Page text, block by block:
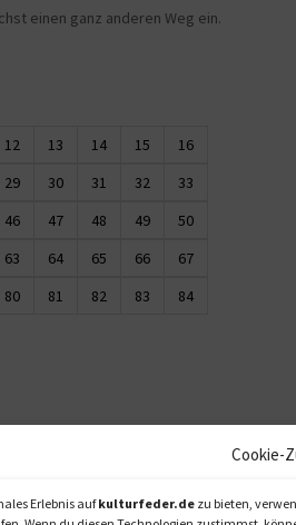
Cookie-
Erlebnis aufkulturfeder.de zu bieten,
einen ganz anderen Weg ein.
12 13 14 15
16
29 30 31 32
33
46 47 48 49
50
63 64 65 66
67
80 81 82 83
84